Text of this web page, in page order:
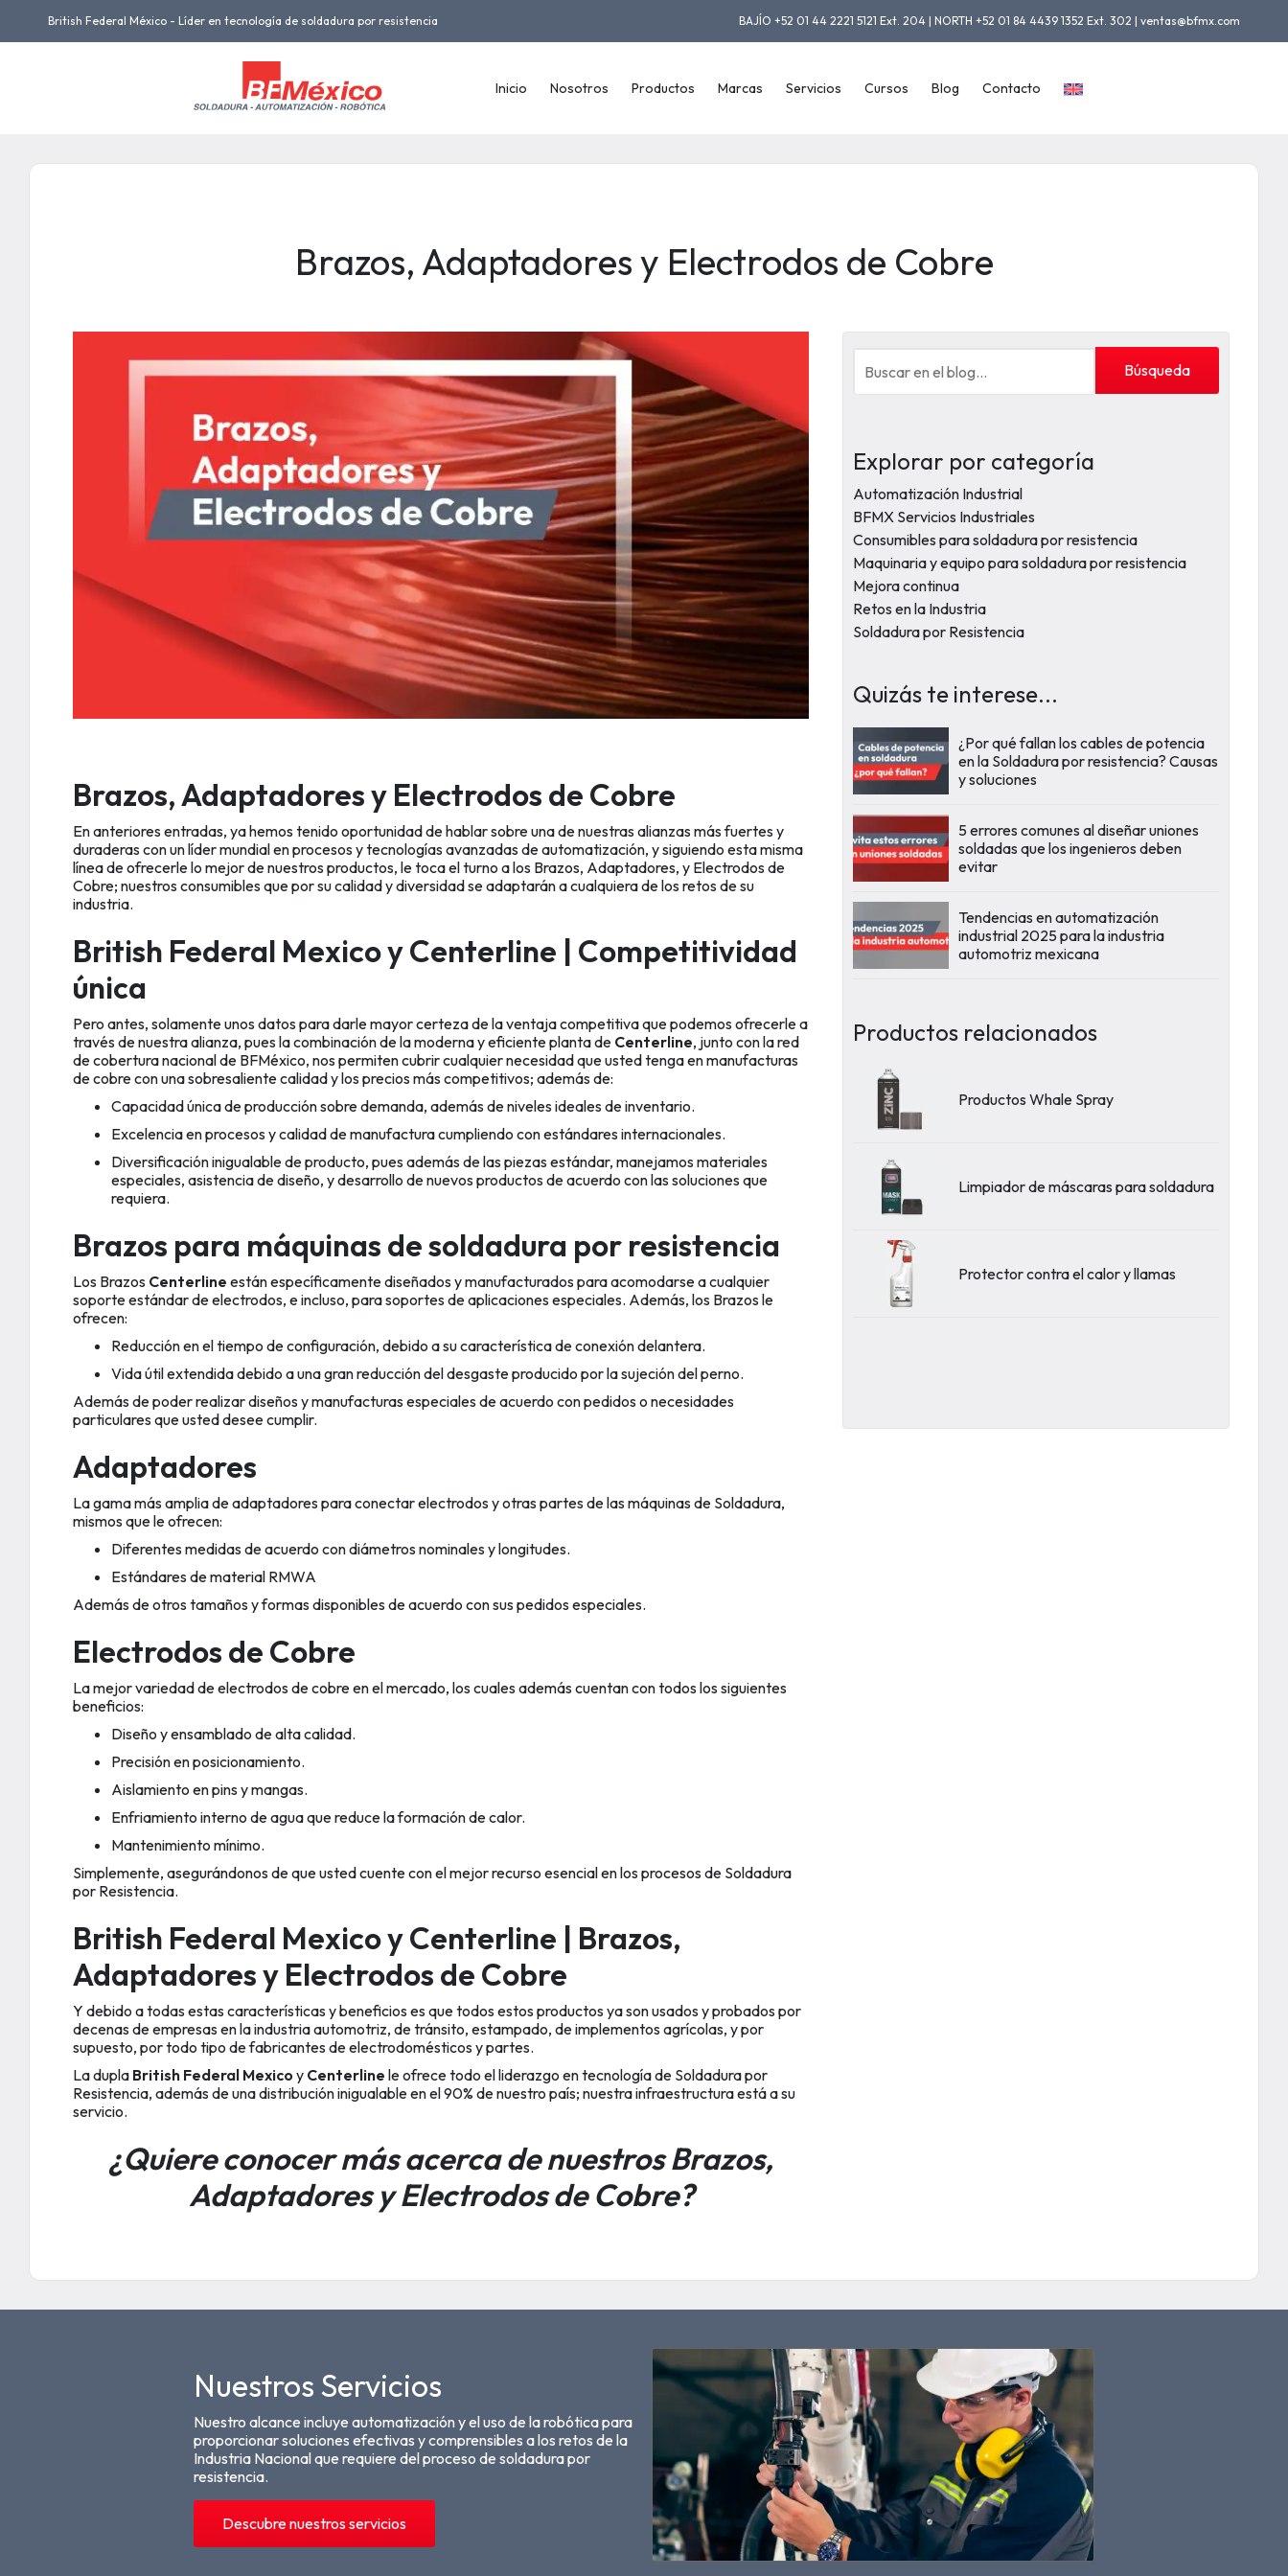
British Federal México - Líder en tecnología de soldadura por resistencia BAJÍO +52 01 44 2221 5121 Ext. 204 | NORTH +52 01 84 4439 1352 Ext. 302 | ventas@bfmx.com
Inicio Nosotros Productos Marcas Servicios Cursos Blog Contacto
Brazos, Adaptadores y Electrodos de Cobre
Brazos, Adaptadores y Electrodos de Cobre
En anteriores entradas, ya hemos tenido oportunidad de hablar sobre una de nuestras alianzas más fuertes y
duraderas con un líder mundial en procesos y tecnologías avanzadas de automatización, y siguiendo esta misma
línea de ofrecerle lo mejor de nuestros productos, le toca el turno a los Brazos, Adaptadores, y Electrodos de
Cobre; nuestros consumibles que por su calidad y diversidad se adaptarán a cualquiera de los retos de su
industria.
British Federal Mexico y Centerline | Competitividad
única
Pero antes, solamente unos datos para darle mayor certeza de la ventaja competitiva que podemos ofrecerle a
través de nuestra alianza, pues la combinación de la moderna y eficiente planta de Centerline, junto con la red
de cobertura nacional de BFMéxico, nos permiten cubrir cualquier necesidad que usted tenga en manufacturas
de cobre con una sobresaliente calidad y los precios más competitivos; además de:
Capacidad única de producción sobre demanda, además de niveles ideales de inventario.
Excelencia en procesos y calidad de manufactura cumpliendo con estándares internacionales.
Diversificación inigualable de producto, pues además de las piezas estándar, manejamos materiales
especiales, asistencia de diseño, y desarrollo de nuevos productos de acuerdo con las soluciones que
requiera.
Brazos para máquinas de soldadura por resistencia
Los Brazos Centerline están específicamente diseñados y manufacturados para acomodarse a cualquier
soporte estándar de electrodos, e incluso, para soportes de aplicaciones especiales. Además, los Brazos le
ofrecen:
Reducción en el tiempo de configuración, debido a su característica de conexión delantera.
Vida útil extendida debido a una gran reducción del desgaste producido por la sujeción del perno.
Además de poder realizar diseños y manufacturas especiales de acuerdo con pedidos o necesidades
particulares que usted desee cumplir.
Adaptadores
La gama más amplia de adaptadores para conectar electrodos y otras partes de las máquinas de Soldadura,
mismos que le ofrecen:
Diferentes medidas de acuerdo con diámetros nominales y longitudes.
Estándares de material RMWA
Además de otros tamaños y formas disponibles de acuerdo con sus pedidos especiales.
Electrodos de Cobre
La mejor variedad de electrodos de cobre en el mercado, los cuales además cuentan con todos los siguientes
beneficios:
Diseño y ensamblado de alta calidad.
Precisión en posicionamiento.
Aislamiento en pins y mangas.
Enfriamiento interno de agua que reduce la formación de calor.
Mantenimiento mínimo.
Simplemente, asegurándonos de que usted cuente con el mejor recurso esencial en los procesos de Soldadura
por Resistencia.
British Federal Mexico y Centerline | Brazos,
Adaptadores y Electrodos de Cobre
Y debido a todas estas características y beneficios es que todos estos productos ya son usados y probados por
decenas de empresas en la industria automotriz, de tránsito, estampado, de implementos agrícolas, y por
supuesto, por todo tipo de fabricantes de electrodomésticos y partes.
La dupla British Federal Mexico y Centerline le ofrece todo el liderazgo en tecnología de Soldadura por
Resistencia, además de una distribución inigualable en el 90% de nuestro país; nuestra infraestructura está a su
servicio.
¿Quiere conocer más acerca de nuestros Brazos,
Adaptadores y Electrodos de Cobre?
Búsqueda
Explorar por categoría
Automatización Industrial
BFMX Servicios Industriales
Consumibles para soldadura por resistencia
Maquinaria y equipo para soldadura por resistencia
Mejora continua
Retos en la Industria
Soldadura por Resistencia
Quizás te interese...
¿Por qué fallan los cables de potencia
en la Soldadura por resistencia? Causas
y soluciones
5 errores comunes al diseñar uniones
soldadas que los ingenieros deben
evitar
Tendencias en automatización
industrial 2025 para la industria
automotriz mexicana
Productos relacionados
Productos Whale Spray
Limpiador de máscaras para soldadura
Protector contra el calor y llamas
Nuestros Servicios
Nuestro alcance incluye automatización y el uso de la robótica para
proporcionar soluciones efectivas y comprensibles a los retos de la
Industria Nacional que requiere del proceso de soldadura por
resistencia.
Descubre nuestros servicios